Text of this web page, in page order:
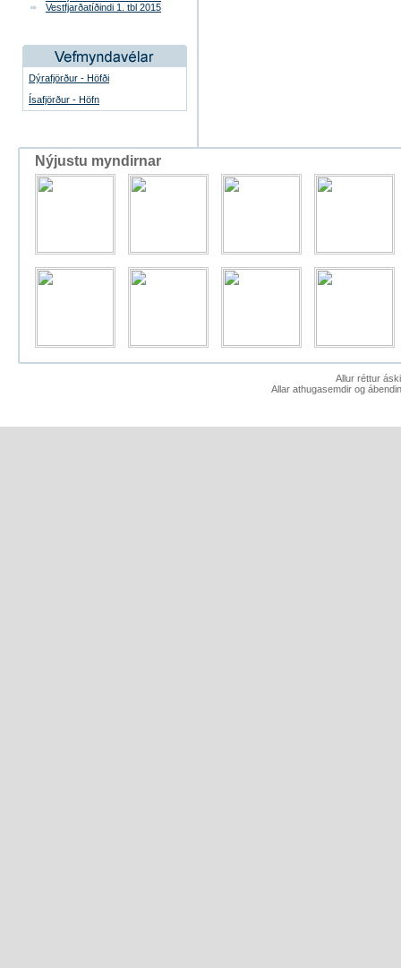
Vestfjarðatíðindi 1. tbl 2015
Dýrafjörður - Höfði
Ísafjörður - Höfn
Nýjustu myndirnar
Allur réttur
Allar athugasemdir og